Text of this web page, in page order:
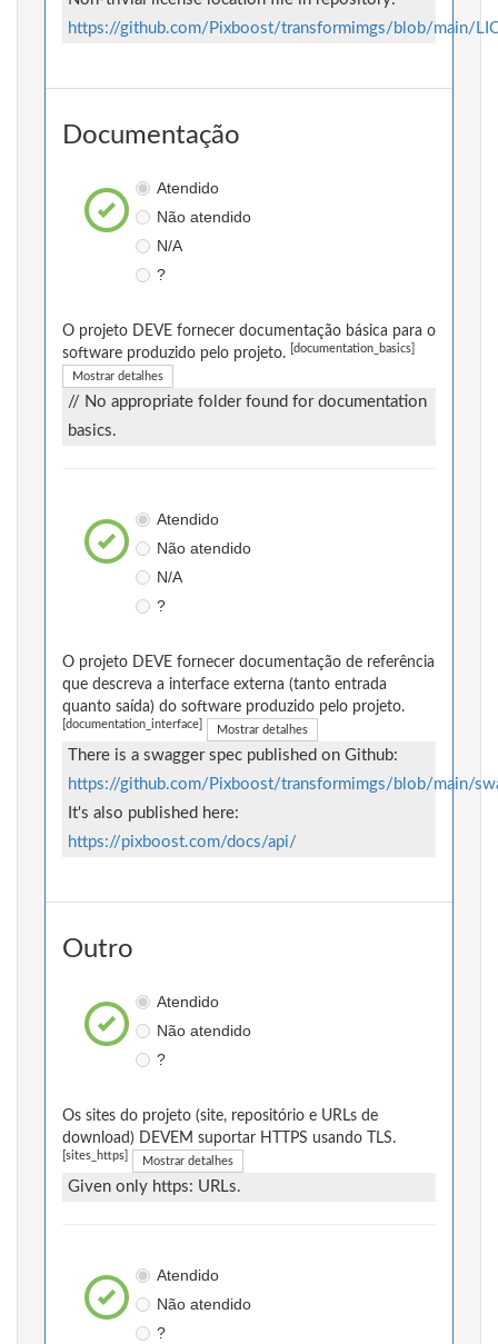
https://github.com/Pixboost/transformimgs/blob/main/
Documentação
Atendido
Não atendido
N/A
?
O projeto DEVE fornecer documentação básica para o
software produzido pelo projeto.
[documentation_basics]
Mostrar detalhes
// No appropriate folder found for documentation
basics.
Atendido
Não atendido
N/A
?
O projeto DEVE fornecer documentação de referência
que descreva a interface externa (tanto entrada
quanto saída) do software produzido pelo projeto.
[documentation_interface] Mostrar detalhes
There is a swagger spec published on Github:
https://github.com/Pixboost/transformimgs/blob/main/
It's also published here:
https://pixboost.com/docs/api/
Outro
Atendido
Não atendido
?
Os sites do projeto (site, repositório e URLs de
download) DEVEM suportar HTTPS usando TLS.
[sites_https] Mostrar detalhes
Given only https: URLs.
Atendido
Não atendido
?